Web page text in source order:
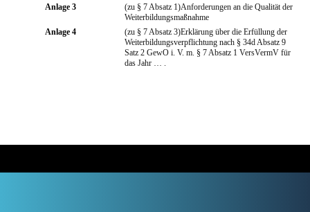
Anlage 3
(zu § 7 Absatz 1)Anforderungen an die Qualität der
Weiterbildungsmaßnahme
Anlage 4
(zu § 7 Absatz 3)Erklärung über die Erfüllung der
Weiterbildungsverpflichtung nach § 34d Absatz 9
Satz 2 GewO i. V. m. § 7 Absatz 1 VersVermV für
das Jahr … .